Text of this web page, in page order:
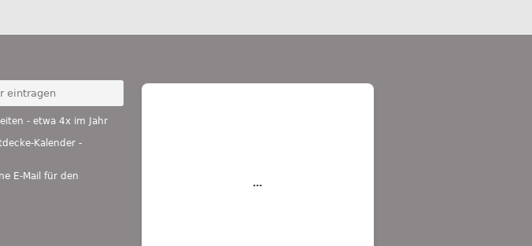
- etwa 4x im Jahr
Kalender -
E-Mail für den